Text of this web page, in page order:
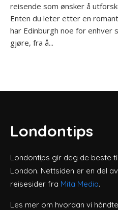
reisende som ønsker å
Enten du leter etter en
har Edinburgh noe for enhver
gjøre, fra å...
Londontips
Londontips gir deg de beste
London. Nettsiden er en del
reisesider fra Mita Media.
Les mer om hvordan vi